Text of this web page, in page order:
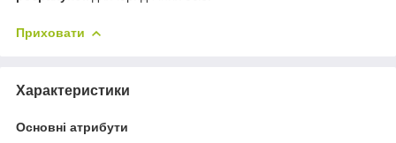
Приховати
Характеристики
Основні атрибути